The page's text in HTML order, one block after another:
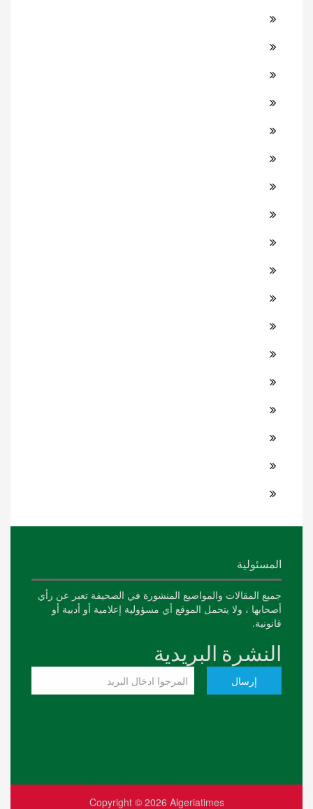
المسئولية
جميع المقالات والمواضيع المنشورة في الصحيفة تعبر عن رأي
أصحابها ، ولا يتحمل الموقع أي مسؤولية إعلامية أو أدبية أو
قانونية.
النشرة البريدية
Copyright © 2026 Algeriatimes